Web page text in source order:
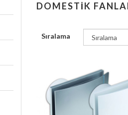
DOMESTIK
Sıralama